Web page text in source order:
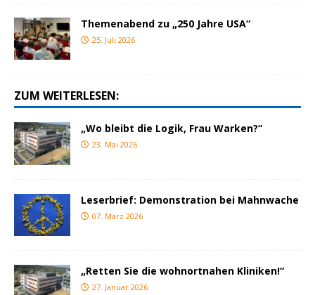
Themenabend zu „250 Jahre USA“
25. Juli 2026
ZUM WEITERLESEN:
„Wo bleibt die Logik, Frau Warken?“
23. Mai 2026
Leserbrief: Demonstration bei Mahnwache
07. März 2026
„Retten Sie die wohnortnahen Kliniken!“
27. Januar 2026